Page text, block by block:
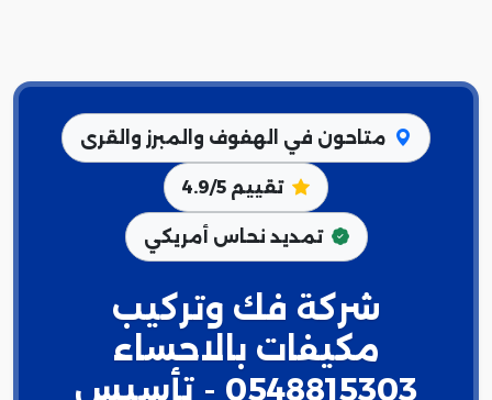
متاحون في الهفوف والمبرز والقرى
تقييم 4.9/5
تمديد نحاس أمريكي
شركة فك وتركيب
مكيفات بالاحساء
0548815303 - تأسيس